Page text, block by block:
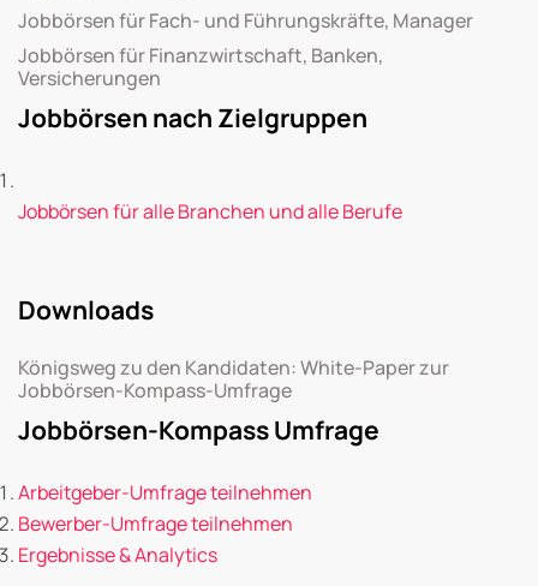
Jobbörsen für Fach- und Führungskräfte, Manager
Jobbörsen für Finanzwirtschaft, Banken,
Versicherungen
Jobbörsen nach Zielgruppen
Jobbörsen für alle Branchen und alle Berufe
Downloads
Königsweg zu den Kandidaten: White-Paper zur
Jobbörsen-Kompass-Umfrage
Jobbörsen-Kompass Umfrage
Arbeitgeber-Umfrage teilnehmen
Bewerber-Umfrage teilnehmen
Ergebnisse & Analytics